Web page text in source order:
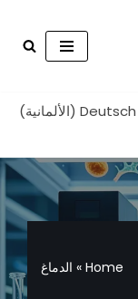
Deutsch
(الألمانية)
Home
» الدماغ